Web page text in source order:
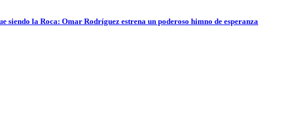
siendo la Roca: Omar Rodríguez estrena un poderoso himno de esperanza